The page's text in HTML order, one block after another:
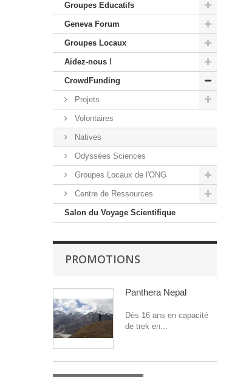
Groupes Educatifs
Geneva Forum
Groupes Locaux
Aidez-nous !
CrowdFunding
Projets
Volontaires
Natives
Odyssées Sciences
Groupes Locaux de l'ONG
Centre de Ressources
Salon du Voyage Scientifique
PROMOTIONS
Panthera Nepal
Dès 16 ans en capacité
de trek en...